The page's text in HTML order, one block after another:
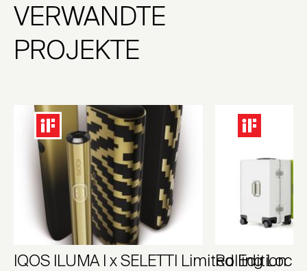
VERWANDTE
PROJEKTE
IQOS ILUMA I x SELETTI Limited Edition
Rolling